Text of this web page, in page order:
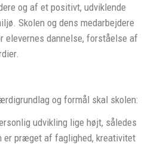
og af et positivt, udviklende
Skolen og dens medarbejdere
elevernes dannelse, forståelse af
og formål skal skolen:
udvikling lige højt, således
er præget af faglighed, kreativitet